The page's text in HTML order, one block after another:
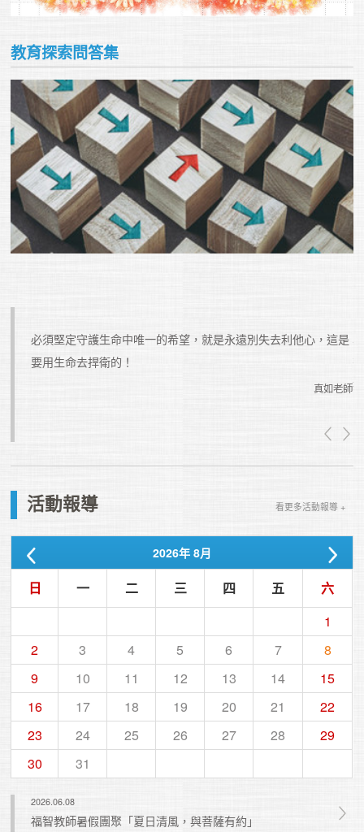
教育探索問答集
如老師
必須堅定守護生命中唯一的希望，就是永遠別失去利他心，這是
要用生命去捍衛的！
真如老師
活動報導 看更多活動報導 +
2026年 8月
日 一 二 三 四 五
六
1
2
3 4 5 6 7
8
9
10 11 12 13 14
15
16
17 18 19 20 21
22
23
24 25 26 27 28
29
30
31
2026.06.08
福智教師暑假團聚「夏日清風，與菩薩有約」